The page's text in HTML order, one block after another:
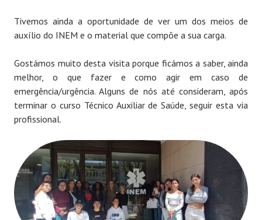
Tivemos ainda a oportunidade de ver um dos meios de
auxílio do INEM e o material que compõe a sua carga.
Gostámos muito desta visita porque ficámos a saber, ainda
melhor, o que fazer e como agir em caso de
emergência/urgência. Alguns de nós até consideram, após
terminar o curso Técnico Auxiliar de Saúde, seguir esta via
profissional.